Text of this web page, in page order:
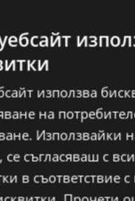
„Стоян Ц.
№ 21, 3000 Враца
използва
на
Използвайки
се съгласяваш с
в съответствие